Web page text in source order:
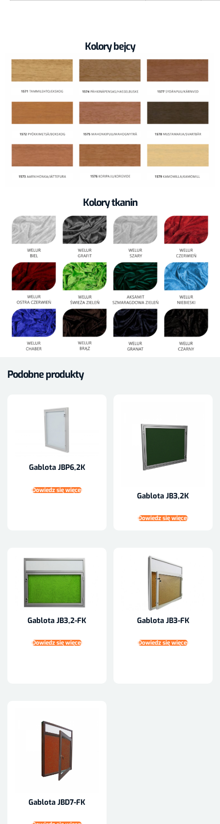
Kolory bejcy
Kolory tkanin
Podobne produkty
Gablota JBP6,2K
Dowiedz się więcej
Gablota JB3,2K
Dowiedz się więcej
Gablota JB3,2-FK
Dowiedz się więcej
Gablota JB3-FK
Dowiedz się więcej
Gablota JBD7-FK